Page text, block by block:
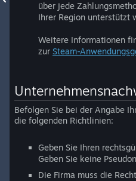
über jede
Ihrer Region unterstützt
Weitere Informationen
zur Steam-
Befolgen Sie bei der Angabe
die folgenden Richtlinien:
Geben Sie Ihren
Geben Sie keine
Die Firma muss die